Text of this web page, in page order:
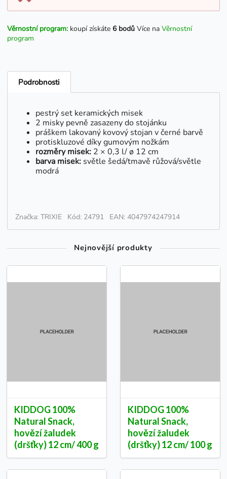
Věrnostní program: koupí získáte 6 bodů Více na Věrnostní
program
Podrobnosti
pestrý set keramických misek
2 misky pevně zasazeny do stojánku
práškem lakovaný kovový stojan v černé barvě
protiskluzové díky gumovým nožkám
rozměry misek: 2 × 0,3 l/ ø 12 cm
barva misek: světle šedá/tmavě růžová/světle
modrá
Značka: TRIXIE Kód: 24791 EAN: 4047974247914
Nejnovější produkty
KIDDOG 100%
Natural Snack,
hovězí žaludek
(dršťky) 12 cm/ 400 g
KIDDOG 100%
Natural Snack,
hovězí žaludek
(dršťky) 12 cm/ 100 g